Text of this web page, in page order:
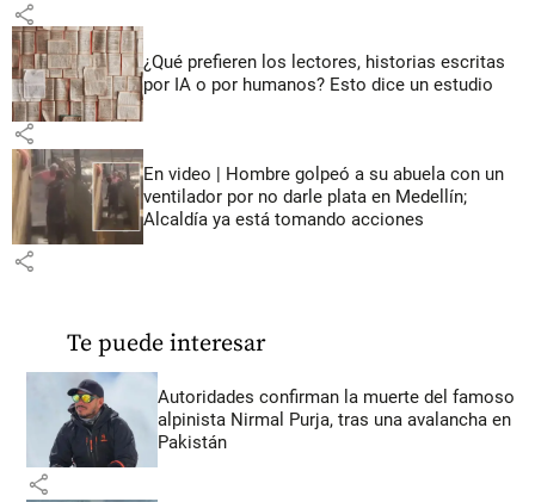
share
¿Qué prefieren los lectores, historias escritas
por IA o por humanos? Esto dice un estudio
share
En video | Hombre golpeó a su abuela con un
ventilador por no darle plata en Medellín;
Alcaldía ya está tomando acciones
share
Te puede interesar
Autoridades confirman la muerte del famoso
alpinista Nirmal Purja, tras una avalancha en
Pakistán
share